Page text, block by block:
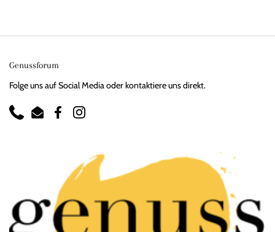
Genussforum
Folge uns auf Social Media oder kontaktiere uns direkt.
PhoneEmailFacebookInstagram